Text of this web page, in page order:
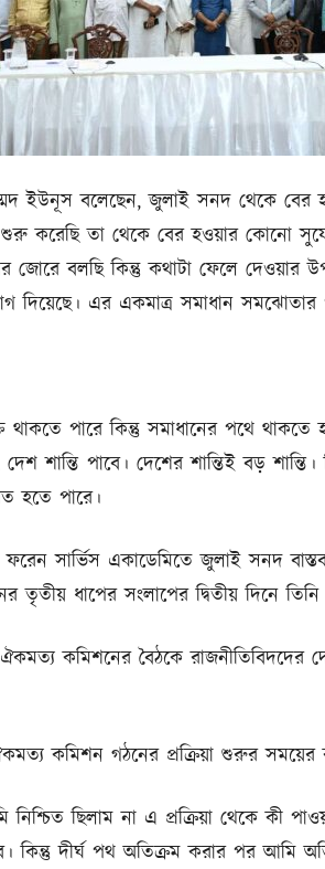
ইউনূস বলেছেন, জুলাই সনদ থেকে
শুরু করেছি তা থেকে বের হওয়ার
বলছি কিন্তু কথাটা ফেলে দেওয়ার
দিয়েছে। এর একমাত্র সমাধান
থাকতে পারে কিন্তু সমাধানের পথে
শান্তি পাবে। দেশের শান্তিই বড়
হতে পারে।
ফরেন সার্ভিস একাডেমিতে জুলাই সনদ
তৃতীয় ধাপের সংলাপের দ্বিতীয় দিনে
ঐকমত্য কমিশনের বৈঠকে রাজনীতিবিদদের
কমিশন গঠনের প্রক্রিয়া শুরুর সময়ের
নিশ্চিত ছিলাম না এ প্রক্রিয়া থেকে কী
কিন্তু দীর্ঘ পথ অতিক্রম করার পর আমি